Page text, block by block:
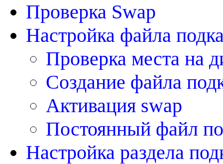
Проверка Swap
Настройка файла
Проверка места на
Создание файла
Активация swap
Постоянный файл
Настройка раздела